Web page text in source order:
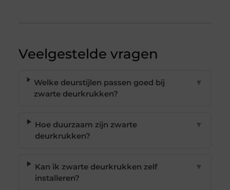
Veelgestelde vragen
Welke deurstijlen passen goed bij
zwarte deurkrukken?
▼
Hoe duurzaam zijn zwarte
deurkrukken?
▼
Kan ik zwarte deurkrukken zelf
installeren?
▼